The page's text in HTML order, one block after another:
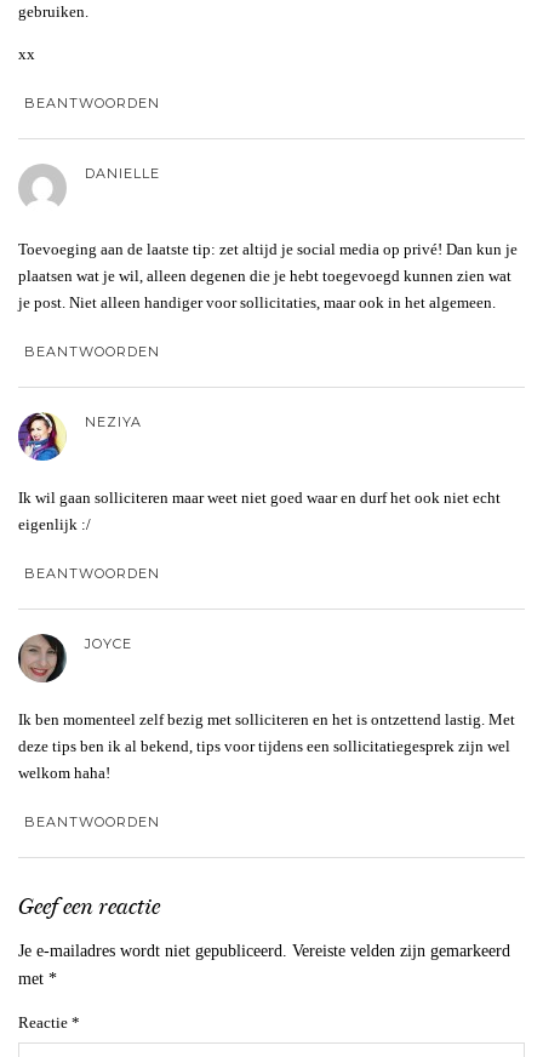
gebruiken.
xx
BEANTWOORDEN
DANIELLE
Toevoeging aan de laatste tip: zet altijd je social media op privé! Dan kun je
plaatsen wat je wil, alleen degenen die je hebt toegevoegd kunnen zien wat
je post. Niet alleen handiger voor sollicitaties, maar ook in het algemeen.
BEANTWOORDEN
NEZIYA
Ik wil gaan solliciteren maar weet niet goed waar en durf het ook niet echt
eigenlijk :/
BEANTWOORDEN
JOYCE
Ik ben momenteel zelf bezig met solliciteren en het is ontzettend lastig. Met
deze tips ben ik al bekend, tips voor tijdens een sollicitatiegesprek zijn wel
welkom haha!
BEANTWOORDEN
Geef een reactie
Je e-mailadres wordt niet gepubliceerd.
Vereiste velden zijn gemarkeerd
met *
Reactie *